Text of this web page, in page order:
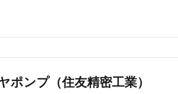
ポンプ（住友精密工業）